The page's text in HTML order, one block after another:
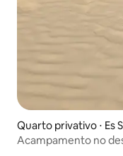
Quarto privativo ⋅ Es
Acampamento no